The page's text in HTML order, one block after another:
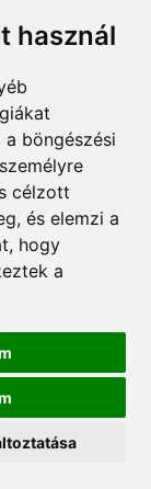
használ
böngészési
célzott
és elemzi a
hogy
a
t
| Theme: